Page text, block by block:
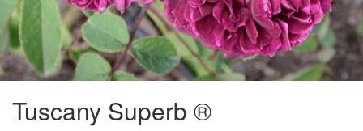
Tuscany Superb ®